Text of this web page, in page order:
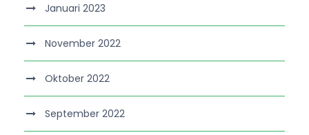
Januari 2023
November 2022
Oktober 2022
September 2022